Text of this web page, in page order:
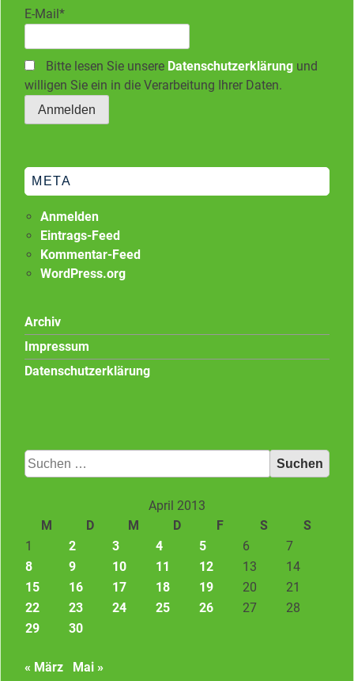
E-Mail*
Bitte lesen Sie unsere Datenschutzerklärung und
willigen Sie ein in die Verarbeitung Ihrer Daten.
META
Anmelden
Eintrags-Feed
Kommentar-Feed
WordPress.org
Archiv
Impressum
Datenschutzerklärung
Suchen
nach:
April 2013
M
D M D F S
S
1
2 3 4 5 6
7
8
9 10 11 12 13
14
15
16 17 18 19 20
21
22
23 24 25 26 27
28
29
30
« März Mai »